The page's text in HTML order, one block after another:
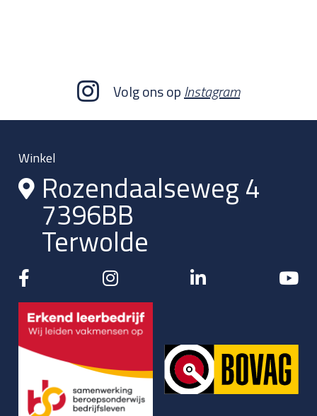
Volg ons opInstagram
Winkel
Rozendaalseweg 4
7396BB
Terwolde